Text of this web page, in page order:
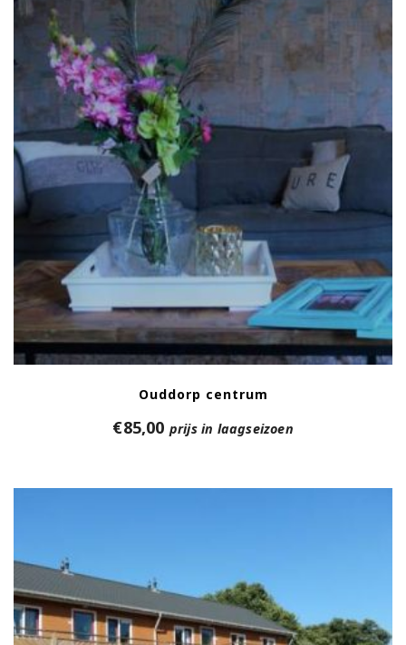
Ouddorp centrum
€85,00 prijs in laagseizoen